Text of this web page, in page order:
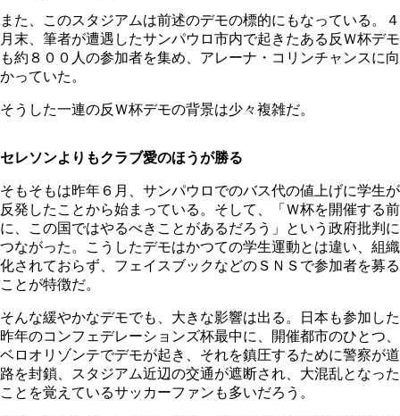
また、このスタジアムは前述のデモの標的にもなっている。４
月末、筆者が遭遇したサンパウロ市内で起きたある反Ｗ杯デモ
も約８００人の参加者を集め、アレーナ・コリンチャンスに向
かっていた。
そうした一連の反Ｗ杯デモの背景は少々複雑だ。
セレソンよりもクラブ愛のほうが勝る
そもそもは昨年６月、サンパウロでのバス代の値上げに学生が
反発したことから始まっている。そして、「Ｗ杯を開催する前
に、この国ではやるべきことがあるだろう」という政府批判に
つながった。こうしたデモはかつての学生運動とは違い、組織
化されておらず、フェイスブックなどのＳＮＳで参加者を募る
ことが特徴だ。
そんな緩やかなデモでも、大きな影響は出る。日本も参加した
昨年のコンフェデレーションズ杯最中に、開催都市のひとつ、
ベロオリゾンテでデモが起き、それを鎮圧するために警察が道
路を封鎖、スタジアム近辺の交通が遮断され、大混乱となった
ことを覚えているサッカーファンも多いだろう。